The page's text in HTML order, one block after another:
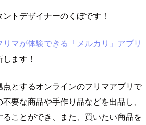
トデザイナーのくぼです！
マが体験できる「メルカリ」アプリ
ます！
点とするオンラインのフリマアプリで
要な商品や手作り品などを出品し、
ことができ、また、買いたい商品を